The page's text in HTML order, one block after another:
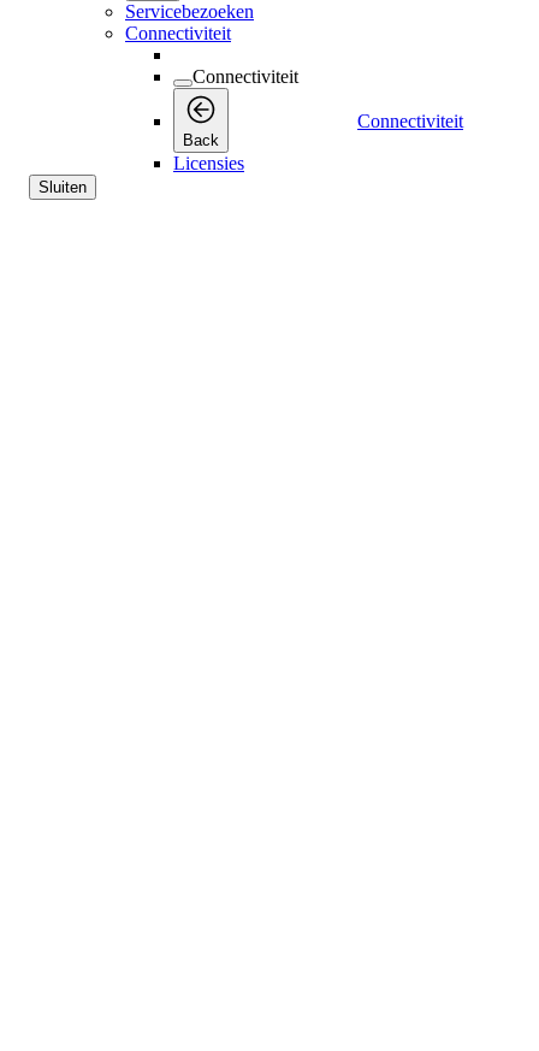
Servicebezoeken
Connectiviteit
Connectiviteit
Back
Connectiviteit
Licensies
Sluiten